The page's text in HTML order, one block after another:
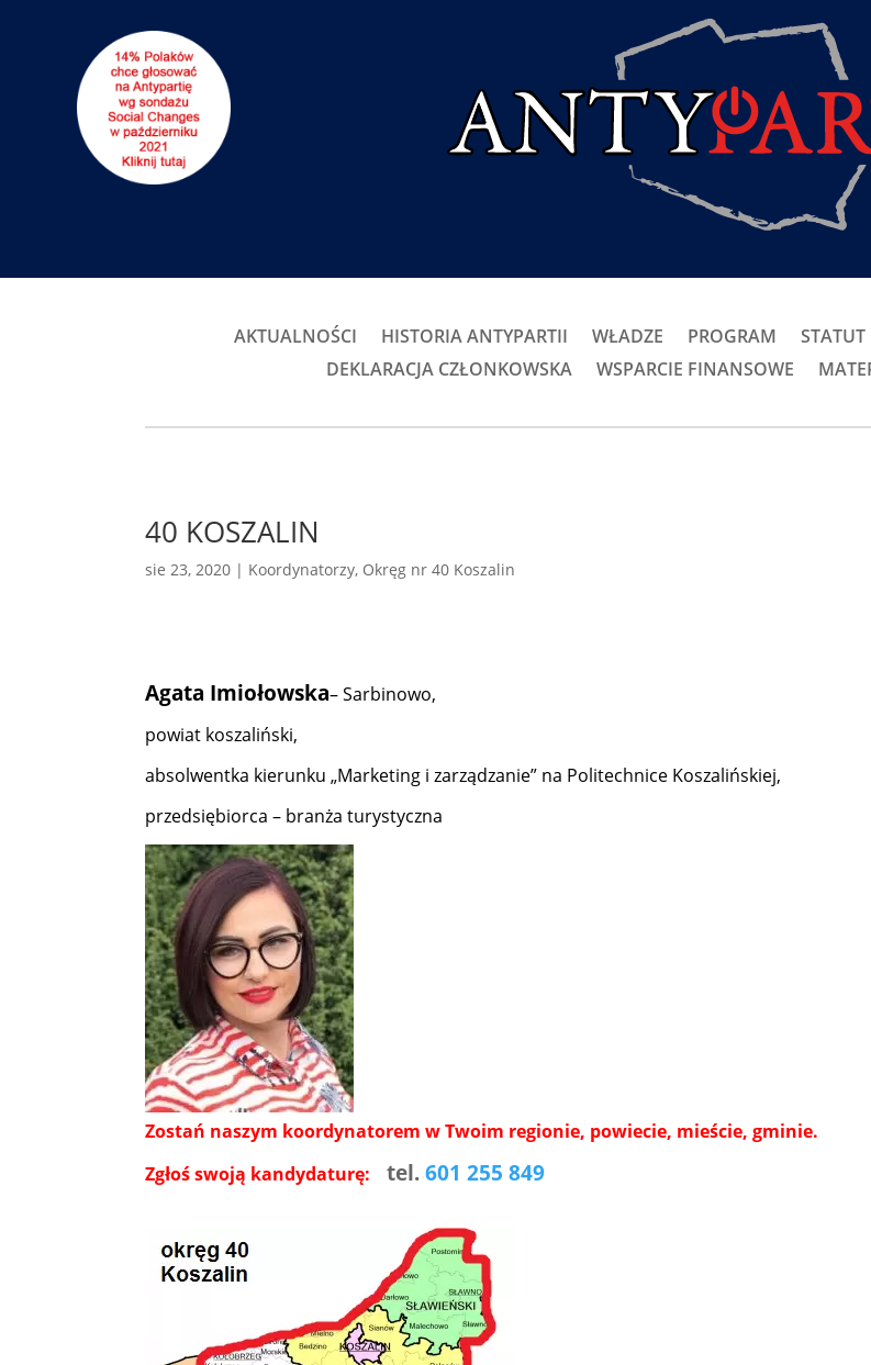
AKTUALNOŚCI HISTORIA ANTYPARTII WŁADZE PROGRAM STATUT
DEKLARACJA CZŁONKOWSKA
WSPARCIE FINANSOWE
40 KOSZALIN
sie 23, 2020 | Koordynatorzy, Okręg nr 40 Koszalin
Agata Imiołowska– Sarbinowo,
powiat koszaliński,
absolwentka kierunku „Marketing i zarządzanie” na Politechnice Koszalińskiej,
przedsiębiorca – branża turystyczna
Zostań naszym koordynatorem w Twoim regionie, powiecie, mieście, gminie.
Zgłoś swoją kandydaturę:
tel. 601 255 849